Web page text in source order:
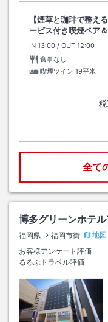
【煙草と珈琲で整え
ービス付き喫煙ペア
IN チェックイン
13:00 / OUT チェック
12:00
食事なし
喫煙ツイン 19平米
全て
博多グリーンホテ
福岡県 福岡市街
地図
お客様アンケート評価
るるぶトラベル評価